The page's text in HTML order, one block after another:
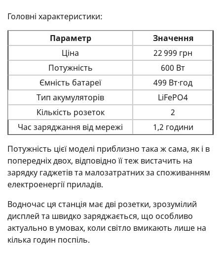
Головні характеристики:
Параметр
Значення
Ціна
22 999 грн
Потужність
600 Вт
Ємність батареї
499 Вт·год
Тип акумуляторів
LiFePO4
Кількість розеток
2
Час заряджання від мережі
1,2 години
Потужність цієї моделі приблизно така ж сама, як і в
попередніх двох, відповідно її теж вистачить на
зарядку гаджетів та малозатратних за споживанням
електроенергії приладів.
Водночас ця станція має дві розетки, зрозумілий
дисплей та швидко заряджається, що особливо
актуально в умовах, коли світло вмикають лише на
кілька годин поспіль.